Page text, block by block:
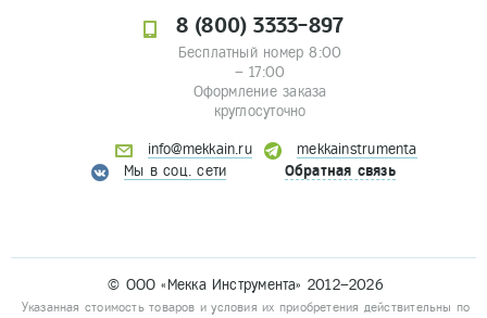
8 (800) 3333-897
Бесплатный номер 8:00
– 17:00
Оформление заказа
круглосуточно
info@mekkain.ru
mekkainstrumenta
Мы в соц. сети
Обратная связь
© ООО «Мекка Инструмента» 2012–2026
Указанная стоимость товаров и условия их приобретения действительны по